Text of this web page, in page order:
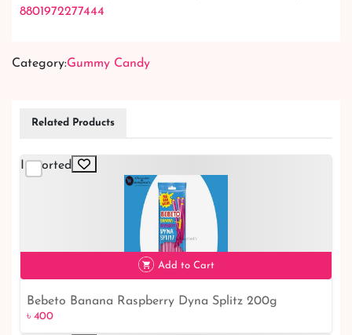
8801972277444
Category:Gummy Candy
Related Products
Imported
৳ 400
Add to Cart
Bebeto Banana Raspberry Dyna Splitz 200g
৳ 400